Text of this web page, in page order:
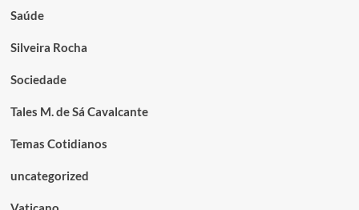
Saúde
Silveira Rocha
Sociedade
Tales M. de Sá Cavalcante
Temas Cotidianos
uncategorized